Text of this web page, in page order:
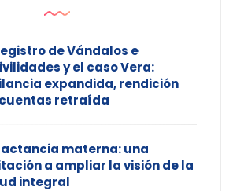
de Vándalos e
y el caso Vera:
expandida, rendición
retraída
materna: una
a ampliar la visión de la
integral